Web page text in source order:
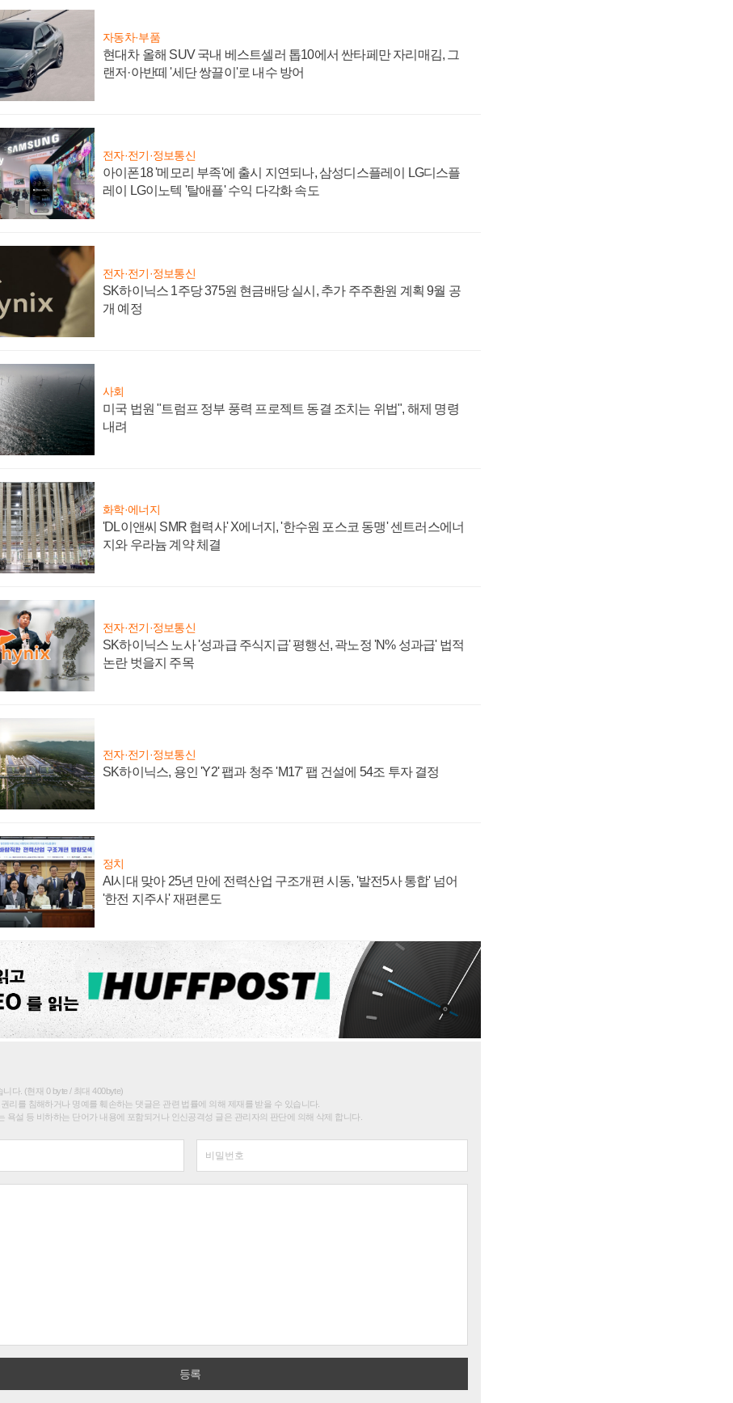
자동차·부품
현대차 올해 SUV 국내 베스트셀러 톱10에서 싼타페만 자리매김, 그
랜저·아반떼 '세단 쌍끌이'로 내수 방어
전자·전기·정보통신
아이폰18 '메모리 부족'에 출시 지연되나, 삼성디스플레이 LG디스플
레이 LG이노텍 '탈애플' 수익 다각화 속도
전자·전기·정보통신
SK하이닉스 1주당 375원 현금배당 실시, 추가 주주환원 계획 9월 공
개 예정
사회
미국 법원 "트럼프 정부 풍력 프로젝트 동결 조치는 위법", 해제 명령
내려
화학·에너지
'DL이앤씨 SMR 협력사' X에너지, '한수원 포스코 동맹' 센트러스에너
지와 우라늄 계약 체결
전자·전기·정보통신
SK하이닉스 노사 '성과급 주식지급' 평행선, 곽노정 'N% 성과급' 법적
논란 벗을지 주목
전자·전기·정보통신
SK하이닉스, 용인 'Y2' 팹과 청주 'M17' 팹 건설에 54조 투자 결정
정치
AI시대 맞아 25년 만에 전력산업 구조개편 시동, '발전5사 통합' 넘어
'한전 지주사' 재편론도
다. (현재 0 byte / 최대 400byte)
리를 침해하거나 명예를 훼손하는 댓글은 관련 법률에 의해 제재를 받을 수 있습니다.
욕설 등 비하하는 단어가 내용에 포함되거나 인신공격성 글은 관리자의 판단에 의해 삭제 합니다.